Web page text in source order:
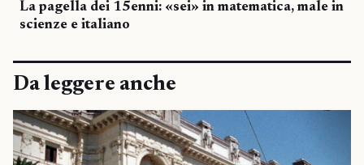
La pagella dei 15enni: «sei» in matematica, male in
scienze e italiano
Da leggere anche